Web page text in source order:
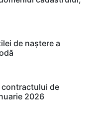
de naștere a
contractului de
2026